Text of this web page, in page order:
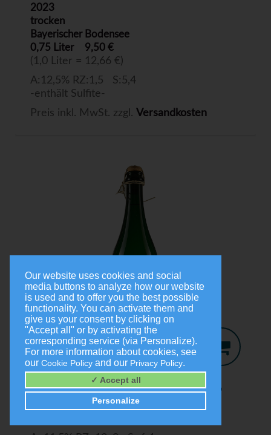
2023
trocken
Bayerischer Bodensee
0,75 Liter
9,50 €
(1,0 Liter = 12,66 €)
A:12,5% RZ:1,5 S:5,4
-enthält Sulfite-
Preis inkl. MwSt. zzgl. Versandkosten
Jo-Secco
Trocken
9,00 €
Our website uses cookies and social
media buttons to analyze how our website
is used and to offer you the best possible
functionality. You can activate them and
give us your consent by clicking on
"Accept all" or by activating the
corresponding service (via Personalize).
For more information about cookies, see
our Cookie Policy and our Privacy Policy.
✓ Accept all
Personalize